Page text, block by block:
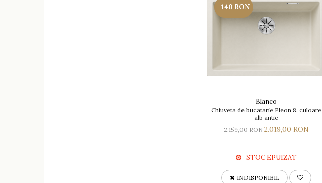
-140 RON
Blanco
Chiuveta de bucatarie Pleon 8, culoare
alb antic
2.159,00 RON2.019,00 RON
STOC EPUIZAT
INDISPONIBIL